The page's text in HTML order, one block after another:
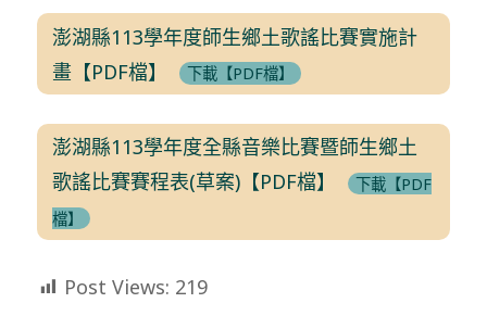
澎湖縣113學年度師生鄉土歌謠比賽實施計
畫【PDF檔】
下載【PDF檔】
澎湖縣113學年度全縣音樂比賽暨師生鄉土
歌謠比賽賽程表(草案)【PDF檔】
下載【PDF
檔】
Post Views: 219